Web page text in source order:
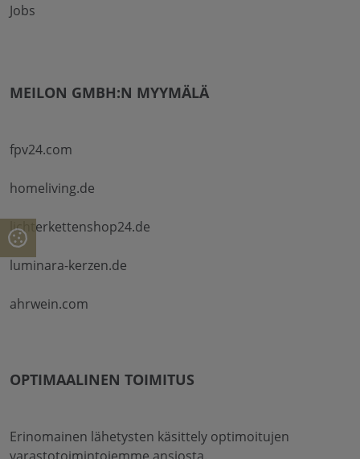
Jobs
MEILON GMBH:N MYYMÄLÄ
fpv24.com
homeliving.de
lichterkettenshop24.de
luminara-kerzen.de
ahrwein.com
OPTIMAALINEN TOIMITUS
Erinomainen lähetysten käsittely optimoitujen